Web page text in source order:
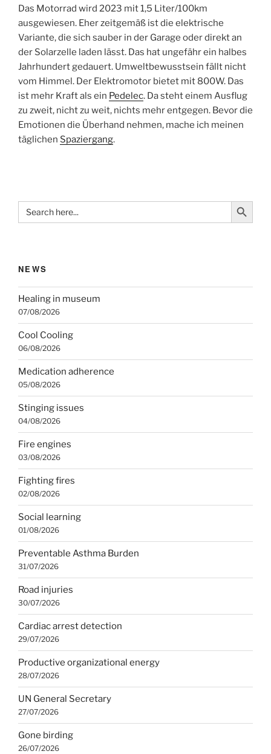
Das Motorrad wird 2023 mit 1,5 Liter/100km
ausgewiesen. Eher zeitgemäß ist die elektrische
Variante, die sich sauber in der Garage oder direkt an
der Solarzelle laden lässt. Das hat ungefähr ein halbes
Jahrhundert gedauert. Umweltbewusstsein fällt nicht
vom Himmel. Der Elektromotor bietet mit 800W. Das
ist mehr Kraft als ein Pedelec. Da steht einem Ausflug
zu zweit, nicht zu weit, nichts mehr entgegen. Bevor die
Emotionen die Überhand nehmen, mache ich meinen
täglichen Spaziergang.
Search
for:
Search Button
NEWS
Healing in museum
07/08/2026
Cool Cooling
06/08/2026
Medication adherence
05/08/2026
Stinging issues
04/08/2026
Fire engines
03/08/2026
Fighting fires
02/08/2026
Social learning
01/08/2026
Preventable Asthma Burden
31/07/2026
Road injuries
30/07/2026
Cardiac arrest detection
29/07/2026
Productive organizational energy
28/07/2026
UN General Secretary
27/07/2026
Gone birding
26/07/2026